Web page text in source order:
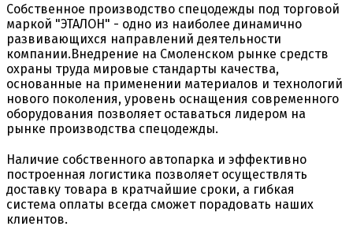
Собственное производство спецодежды под торговой
маркой "ЭТАЛОН" - одно из наиболее динамично
развивающихся направлений деятельности
компании.Внедрение на Смоленском рынке средств
охраны труда мировые стандарты качества,
основанные на применении материалов и технологий
нового поколения, уровень оснащения современного
оборудования позволяет оставаться лидером на
рынке производства спецодежды.
Наличие собственного автопарка и эффективно
построенная логистика позволяет осуществлять
доставку товара в кратчайшие сроки, а гибкая
система оплаты всегда сможет порадовать наших
клиентов.